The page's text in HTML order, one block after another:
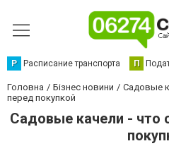
Р Расписание транспорта П
Головна Бізнес новини
Садовые
перед покупкой
Садовые качели - что